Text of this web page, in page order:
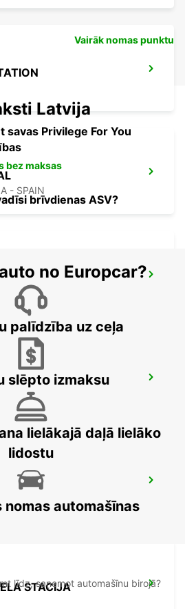
- SPAIN
STACIJA
Vairāk nomas punktu
Latvija
savas Privilege For You
bez maksas
brīvdienas ASV?
no Europcar?
palīdzība uz ceļa
slēpto izmaksu
lielākajā daļā lielāko
lidostu
nomas automašīnas
līdz, saņemot automašīnu birojā?